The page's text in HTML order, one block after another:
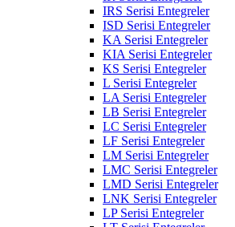
IRS Serisi Entegreler
ISD Serisi Entegreler
KA Serisi Entegreler
KIA Serisi Entegreler
KS Serisi Entegreler
L Serisi Entegreler
LA Serisi Entegreler
LB Serisi Entegreler
LC Serisi Entegreler
LF Serisi Entegreler
LM Serisi Entegreler
LMC Serisi Entegreler
LMD Serisi Entegreler
LNK Serisi Entegreler
LP Serisi Entegreler